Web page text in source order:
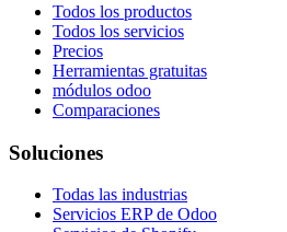
Todos los productos
Todos los servicios
Precios
Herramientas gratuitas
módulos odoo
Comparaciones
Soluciones
Todas las industrias
Servicios ERP de Odoo